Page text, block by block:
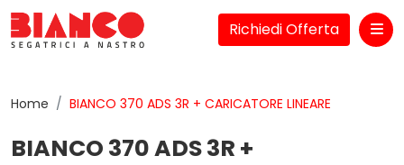
Richiedi Offerta
Home BIANCO 370 ADS 3R + CARICATORE LINEARE
BIANCO 370 ADS 3R +